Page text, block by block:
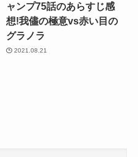
ャンプ75話のあらすじ感
想!我儘の極意vs赤い目の
グラノラ
2021.08.21